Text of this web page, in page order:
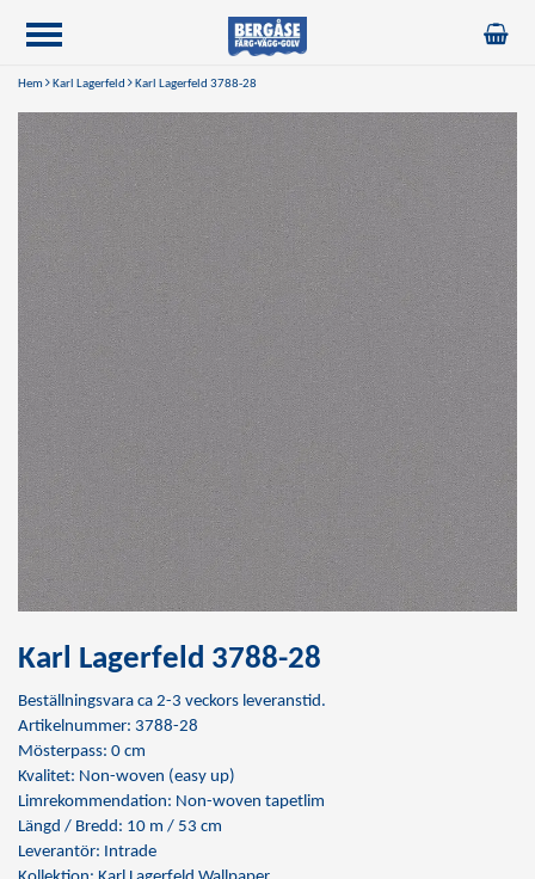
Hem Karl Lagerfeld Karl Lagerfeld 3788-28
Karl Lagerfeld 3788-28
Beställningsvara ca 2-3 veckors leveranstid.
Artikelnummer: 3788-28
Mösterpass: 0 cm
Kvalitet: Non-woven (easy up)
Limrekommendation: Non-woven tapetlim
Längd / Bredd: 10 m / 53 cm
Leverantör: Intrade